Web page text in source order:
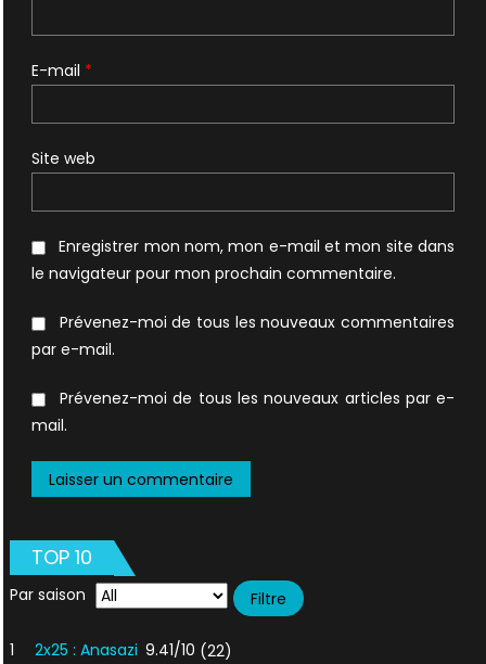
E-mail *
Site web
Enregistrer mon nom, mon e-mail et mon site dans
le navigateur pour mon prochain commentaire.
Prévenez-moi de tous les nouveaux commentaires
par e-mail.
Prévenez-moi de tous les nouveaux articles par e-
mail.
TOP 10
Par saison
1 2x25 : Anasazi 9.41/10 (22)